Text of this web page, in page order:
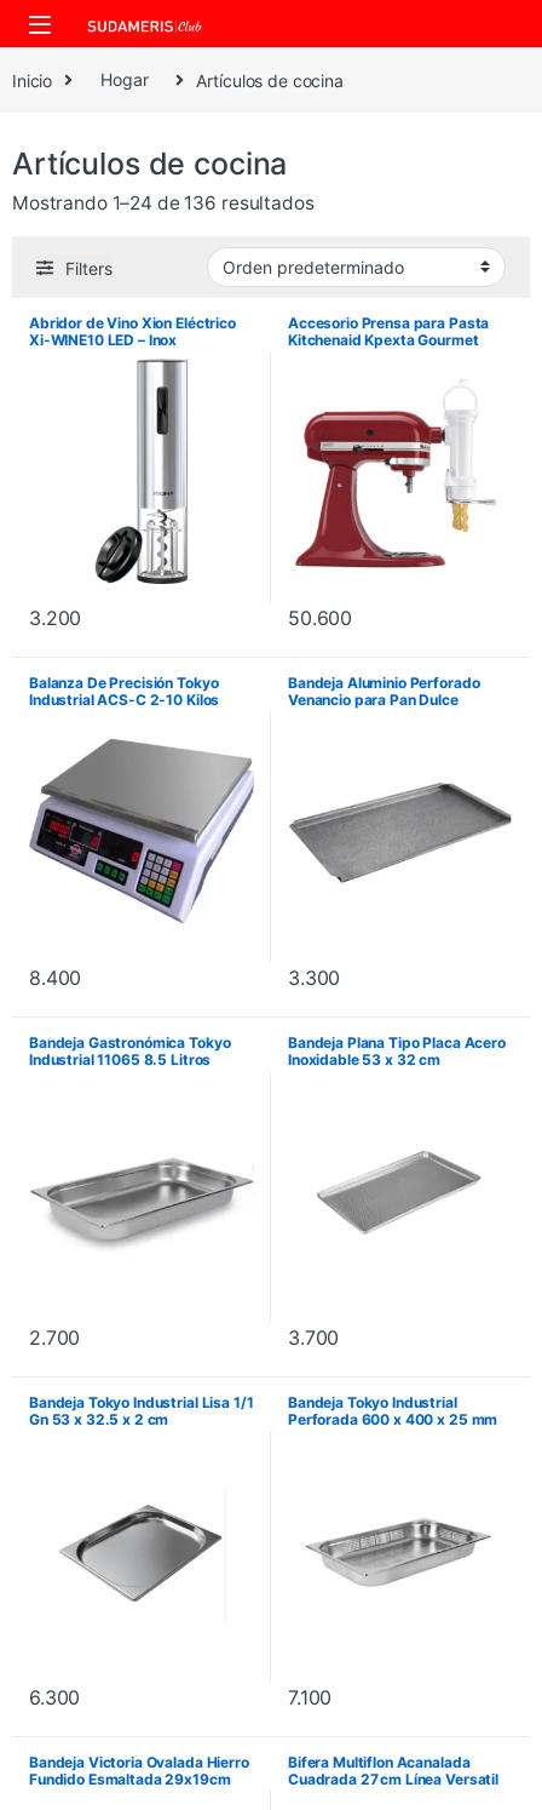
Skip to navigation
Skip to content
Inicio Hogar Artículos de cocina
Artículos de cocina
Mostrando 1–24 de 136 resultados
Filters
Abridor de Vino Xion Eléctrico
Xi-WINE10 LED – Inox
3.200
Accesorio Prensa para Pasta
Kitchenaid Kpexta Gourmet
50.600
Balanza De Precisión Tokyo
Industrial ACS-C 2-10 Kilos
8.400
Bandeja Aluminio Perforado
Venancio para Pan Dulce
3.300
Bandeja Gastronómica Tokyo
Industrial 11065 8.5 Litros
2.700
Bandeja Plana Tipo Placa Acero
Inoxidable 53 x 32 cm
3.700
Bandeja Tokyo Industrial Lisa 1/1
Gn 53 x 32.5 x 2 cm
6.300
Bandeja Tokyo Industrial
Perforada 600 x 400 x 25 mm
7.100
Bandeja Victoria Ovalada Hierro
Fundido Esmaltada 29x19cm
Bifera Multiflon Acanalada
Cuadrada 27 cm Línea Versatil